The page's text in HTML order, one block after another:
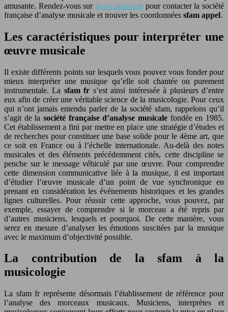
amusante. Rendez-vous surwww.sfam.org pour contacter la société
française d’analyse musicale et trouver les coordonnées sfam appel.
Les caractéristiques pour interpréter une
œuvre musicale
Il existe différents points sur lesquels vous pouvez vous fonder pour
mieux interpréter une musique qu’elle soit chantée ou purement
instrumentale. La sfam fr s’est ainsi intéressée à plusieurs d’entre
eux afin de créer une véritable science de la musicologie. Pour ceux
qui n’ont jamais entendu parler de la société sfam, rappelons qu’il
s’agit de la société française d’analyse musicale fondée en 1985.
Cet établissement a fini par mettre en place une stratégie d’études et
de recherches pour constituer une base solide pour le 4ème art, que
ce soit en France ou à l’échelle internationale. Au-delà des notes
musicales et des éléments précédemment cités, cette discipline se
penche sur le message véhiculé par une œuvre. Pour comprendre
cette dimension communicative liée à la musique, il est important
d’étudier l’œuvre musicale d’un point de vue synchronique en
prenant en considération les événements historiques et les grandes
lignes culturelles. Pour réussir cette approche, vous pouvez, par
exemple, essayer de comprendre si le morceau a été repris par
d’autres musiciens, lesquels et pourquoi. De cette manière, vous
serez en mesure d’analyser les émotions suscitées par la musique
avec le maximum d’objectivité possible.
La contribution de la sfam à la
musicologie
La sfam fr représente désormais l’établissement de référence pour
l’analyse des morceaux musicaux. Musiciens, interprètes et